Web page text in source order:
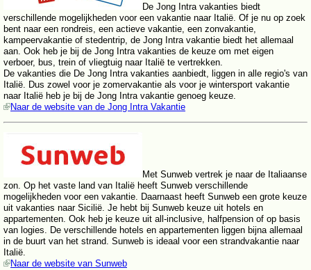
De Jong Intra vakanties biedt
verschillende mogelijkheden voor een vakantie naar Italië. Of je nu op zoek
bent naar een rondreis, een actieve vakantie, een zonvakantie,
kampeervakantie of stedentrip, de Jong Intra vakantie biedt het allemaal
aan. Ook heb je bij de Jong Intra vakanties de keuze om met eigen
verboer, bus, trein of vliegtuig naar Italië te vertrekken.
De vakanties die De Jong Intra vakanties aanbiedt, liggen in alle regio's van
Italië. Dus zowel voor je zomervakantie als voor je wintersport vakantie
naar Italië heb je bij de Jong Intra vakantie genoeg keuze.
Naar de website van de Jong Intra Vakantie
Met Sunweb vertrek je naar de Italiaanse
zon. Op het vaste land van Italië heeft Sunweb verschillende
mogelijkheden voor een vakantie. Daarnaast heeft Sunweb een grote keuze
uit vakanties naar Sicilië. Je hebt bij Sunweb keuze uit hotels en
appartementen. Ook heb je keuze uit all-inclusive, halfpension of op basis
van logies. De verschillende hotels en appartementen liggen bijna allemaal
in de buurt van het strand. Sunweb is ideaal voor een strandvakantie naar
Italië.
Naar de website van Sunweb